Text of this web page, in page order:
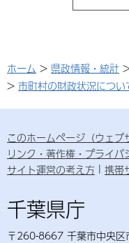
ホーム > 県政情報・統計
> 市町村の財政状況につい
このホームページ（ウェブ
リンク・著作権・プライバ
サイト運営の考え方
携帯
千葉県庁
〒260-8667 千葉市中央区